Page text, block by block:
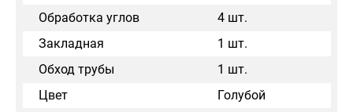
Обработка углов
4 шт.
Закладная
1 шт.
Обход трубы
1 шт.
Цвет
Голубой